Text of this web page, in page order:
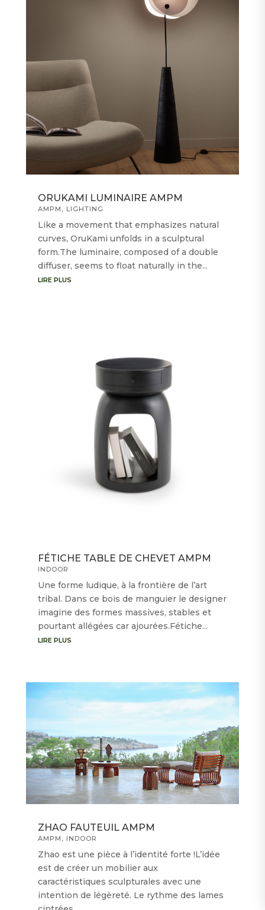
ORUKAMI LUMINAIRE AMPM
AMPM LIGHTING
Like a movement that emphasizes natural
curves, OruKami unfolds in a sculptural
form.The luminaire, composed of a double
diffuser, seems to float naturally in the...
LIRE PLUS
FÉTICHE TABLE DE CHEVET AMPM
INDOOR
Une forme ludique, à la frontière de l’art
tribal. Dans ce bois de manguier le designer
imagine des formes massives, stables et
pourtant allégées car ajourées.Fétiche...
LIRE PLUS
ZHAO FAUTEUIL AMPM
AMPM , INDOOR
Zhao est une pièce à l’identité forte !L’idée
est de créer un mobilier aux
caractéristiques sculpturales avec une
intention de légèreté. Le rythme des lames